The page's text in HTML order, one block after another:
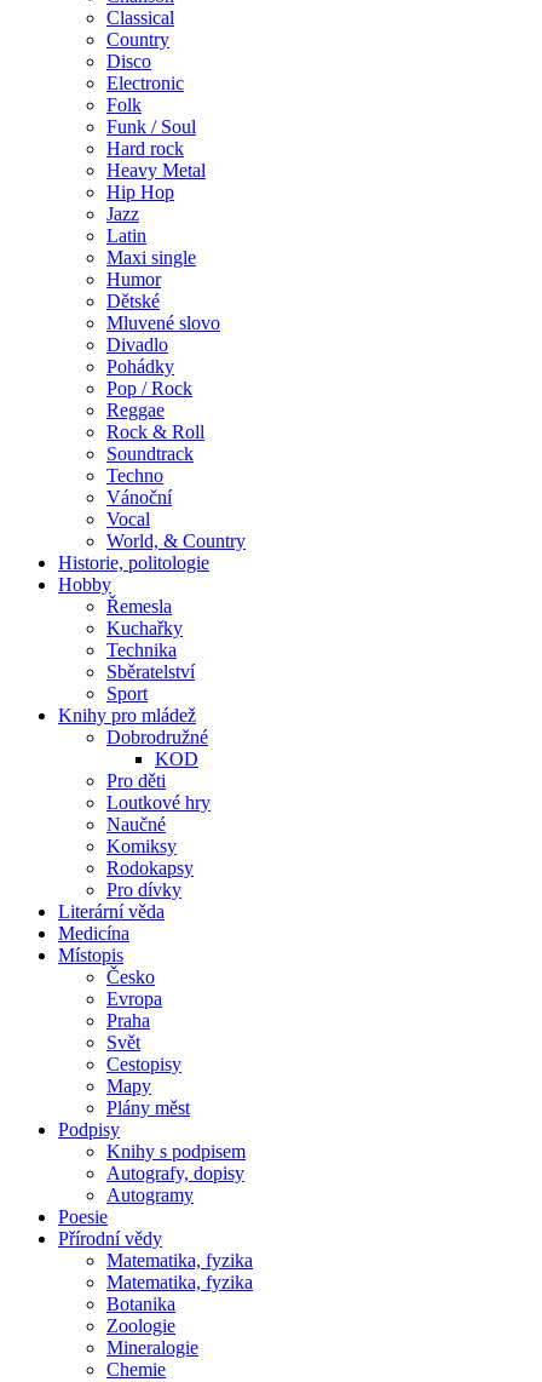
Classical
Country
Disco
Electronic
Folk
Funk / Soul
Hard rock
Heavy Metal
Hip Hop
Jazz
Latin
Maxi single
Humor
Dětské
Mluvené slovo
Divadlo
Pohádky
Pop / Rock
Reggae
Rock & Roll
Soundtrack
Techno
Vánoční
Vocal
World, & Country
Historie, politologie
Hobby
Řemesla
Kuchařky
Technika
Sběratelství
Sport
Knihy pro mládež
Dobrodružné
KOD
Pro děti
Loutkové hry
Naučné
Komiksy
Rodokapsy
Pro dívky
Literární věda
Medicína
Místopis
Česko
Evropa
Praha
Svět
Cestopisy
Mapy
Plány měst
Podpisy
Knihy s podpisem
Autografy, dopisy
Autogramy
Poesie
Přírodní vědy
Matematika, fyzika
Matematika, fyzika
Botanika
Zoologie
Mineralogie
Chemie